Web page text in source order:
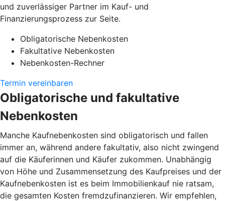
und zuverlässiger Partner im Kauf- und
Finanzierungsprozess zur Seite.
Obligatorische Nebenkosten
Fakultative Nebenkosten
Nebenkosten-Rechner
Termin vereinbaren
Obligatorische und fakultative
Nebenkosten
Manche Kaufnebenkosten sind obligatorisch und fallen
immer an, während andere fakultativ, also nicht zwingend
auf die Käuferinnen und Käufer zukommen. Unabhängig
von Höhe und Zusammensetzung des Kaufpreises und der
Kaufnebenkosten ist es beim Immobilienkauf nie ratsam,
die gesamten Kosten fremdzufinanzieren. Wir empfehlen,